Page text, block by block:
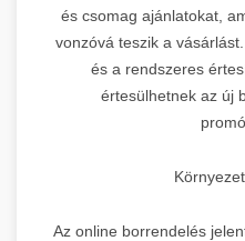
és csomag ajánlatokat,
vonzóvá teszik a
és a rendszeres
értesülhetnek az új
Az online borrendelés